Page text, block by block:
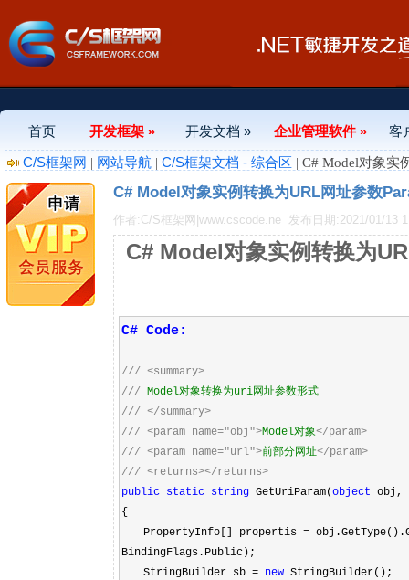
首页 开发框架 » 开发文档 » 企业管理软件 »
客
C/S框架网 | 网站导航 | C/S框架文档 - 综合区 | C# Model对象实
C# Model对象实例转换为URL网址参数
作者:C/S框架网|www.cscode.ne 发布日期:2021/01/13
C# Model对象实例转换为
C# Code:
/// <summary>
/// Model对象转换为uri网址参数形式
/// </summary>
/// <param name="obj">Model对象</param>
/// <param name="url">前部分网址</param>
/// <returns></returns>
public static string GetUriParam(object obj,
{
PropertyInfo[] propertis =
BindingFlags.Public);
StringBuilder sb = new StringBuilder();